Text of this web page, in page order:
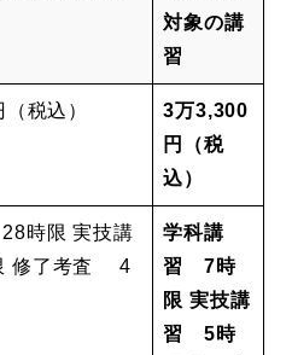
対象の講
習
税込）
3万3,300
円（税
込）
時限 実技講
修了考査 4
学科講
習 7時
限 実技講
習 5時